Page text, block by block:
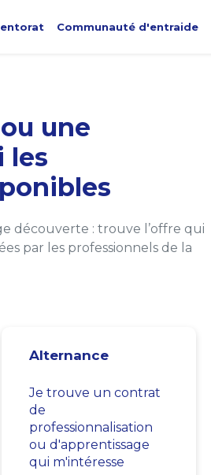
Communauté d'entraide
ou une
les
découverte : trouve l’offre qui
par les professionnels de la
Alternance
Je trouve un contrat
de
professionnalisation
ou d'apprentissage
qui m'intéresse